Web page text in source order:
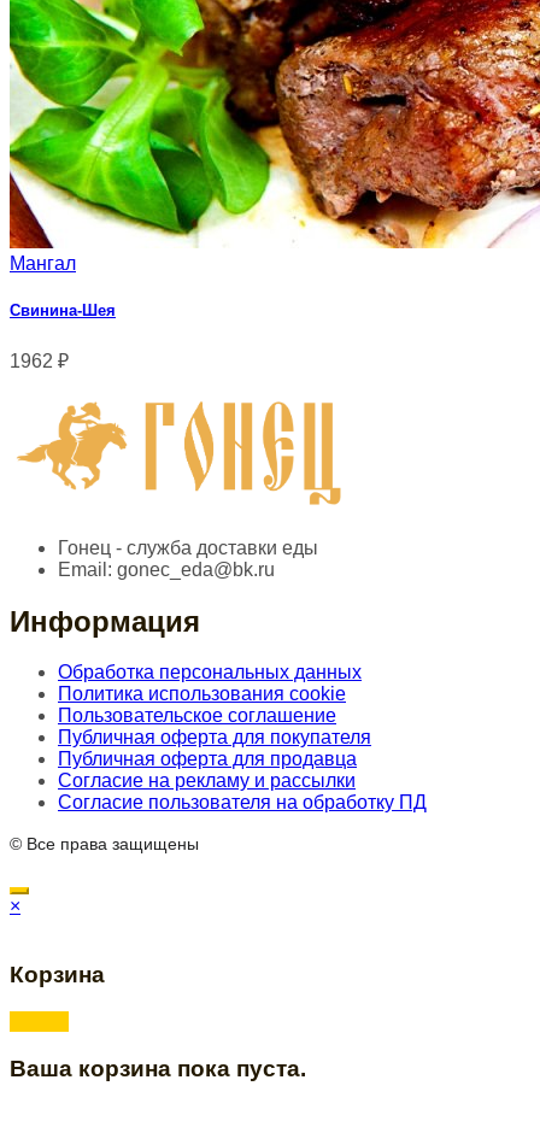
Мангал
Свинина-Шея
1962 ₽
Гонец - служба доставки еды
Email: gonec_eda@bk.ru
Информация
Обработка персональных данных
Политика использования cookie
Пользовательское соглашение
Публичная оферта для покупателя
Публичная оферта для продавца
Согласие на рекламу и рассылки
Согласие пользователя на обработку ПД
© Все права защищены
×
Корзина
Ваша корзина пока пуста.